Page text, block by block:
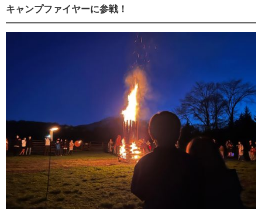
キャンプファイヤーに参戦！